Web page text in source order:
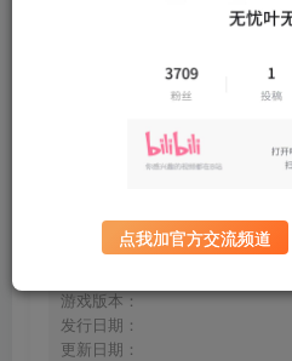
有
迅雷下载
百度下载
游戏大小：
游戏版本：
发行日期：
更新日期：
点我加官方交流频道